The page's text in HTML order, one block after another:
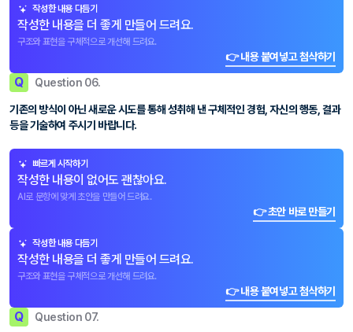
작성한 내용 다듬기
작성한 내용을 더 좋게 만들어 드려요.
구조와 표현을 구체적으로 개선해 드려요.
👉 내용 붙여넣고 첨삭하기
Q Question 06.
기존의 방식이 아닌 새로운 시도를 통해 성취해 낸 구체적인 경험, 자신의 행동, 결과
등을 기술하여 주시기 바랍니다.
빠르게 시작하기
작성한 내용이 없어도 괜찮아요.
AI로 문항에 맞게 초안을 만들어 드려요.
👉 초안 바로 만들기
작성한 내용 다듬기
작성한 내용을 더 좋게 만들어 드려요.
구조와 표현을 구체적으로 개선해 드려요.
👉 내용 붙여넣고 첨삭하기
Q Question 07.